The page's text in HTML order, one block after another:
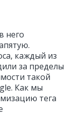
него
каждый из
за пределы
такой
Как мы
тега